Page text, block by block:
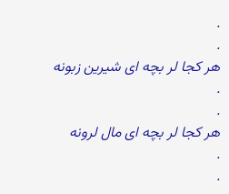
.
.
هر کجا لر بچه ای شیرین زبونه
.
.
هر کجا لر بچه ای مال لرونه
.
.